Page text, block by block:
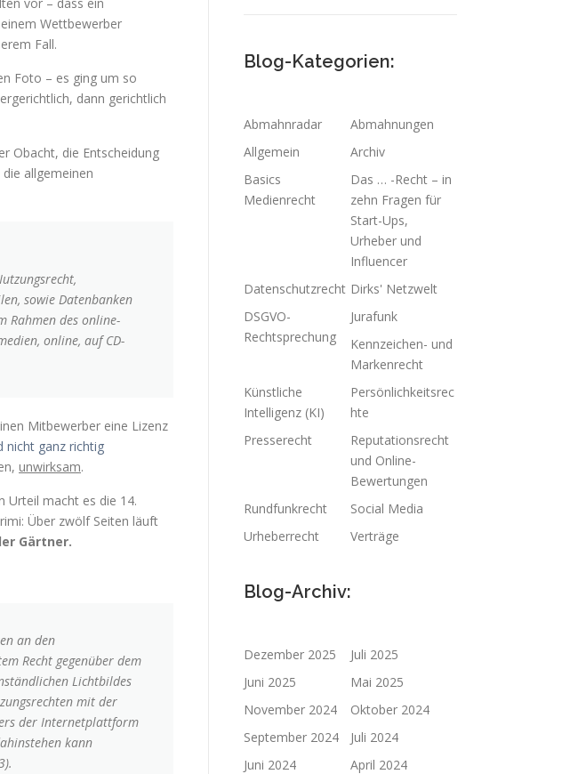
Wettbewerber
Fall.
Foto – es ging um so
dann gerichtlich
Obacht, die Entscheidung
allgemeinen
sowie Datenbanken
Rahmen des online-
online, auf CD-
Mitbewerber eine Lizenz
nicht ganz richtig
unwirksam.
Urteil macht es die 14.
Über zwölf Seiten läuft
Gärtner.
an den
Recht gegenüber dem
Lichtbildes
mit der
der Internetplattform
kann
Blog-Kategorien:
Abmahnradar
Abmahnungen
Allgemein
Archiv
Basics
Medienrecht
Das … -Recht – in
zehn Fragen für
Start-Ups,
Urheber und
Influencer
Datenschutzrecht Dirks' Netzwelt
DSGVO-
Rechtsprechung
Jurafunk
Kennzeichen- und
Markenrecht
Künstliche
Intelligenz (KI)
Persönlichkeitsrec
hte
Presserecht
Reputationsrecht
und Online-
Bewertungen
Rundfunkrecht
Social Media
Urheberrecht
Verträge
Blog-Archiv:
Dezember 2025
Juli 2025
Juni 2025
Mai 2025
November 2024
Oktober 2024
September 2024
Juli 2024
Juni 2024
April 2024